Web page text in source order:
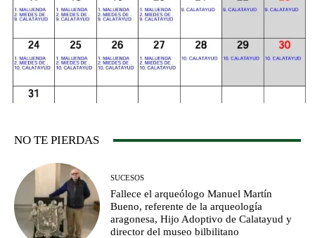
NO TE PIERDAS
SUCESOS
Fallece el arqueólogo Manuel Martín
Bueno, referente de la arqueología
aragonesa, Hijo Adoptivo de Calatayud y
director del museo bilbilitano